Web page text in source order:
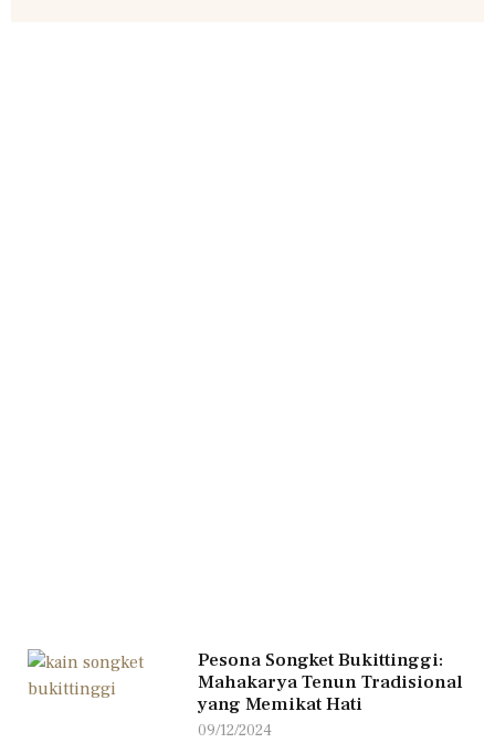
Pesona Songket Bukittinggi:
Mahakarya Tenun Tradisional
yang Memikat Hati
09/12/2024